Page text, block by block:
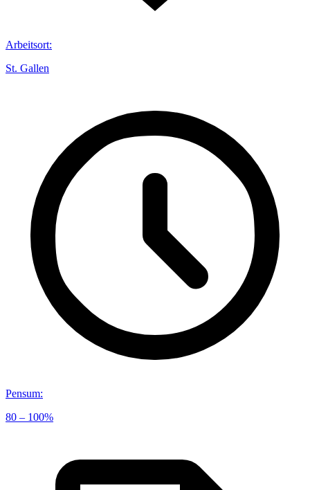
Arbeitsort:
St. Gallen
Pensum:
80 – 100%